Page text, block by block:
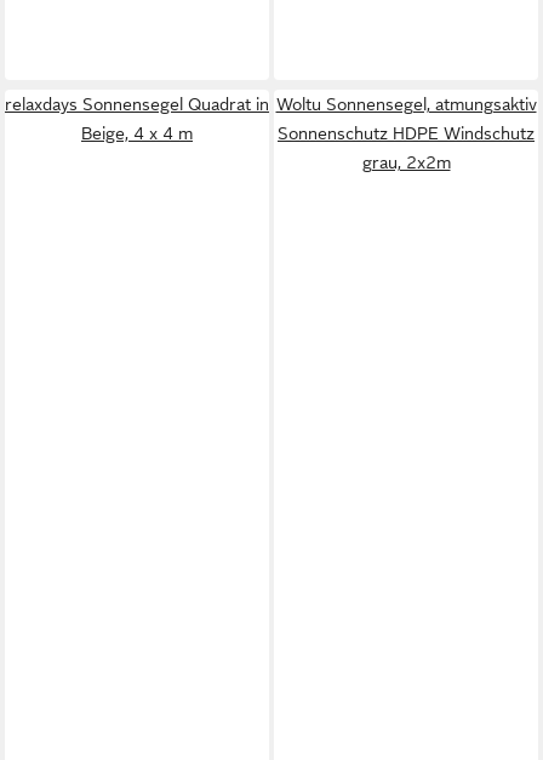
relaxdays Sonnensegel Quadrat in
Beige, 4 x 4 m
Woltu Sonnensegel, atmungsaktiv
Sonnenschutz HDPE Windschutz
grau, 2x2m